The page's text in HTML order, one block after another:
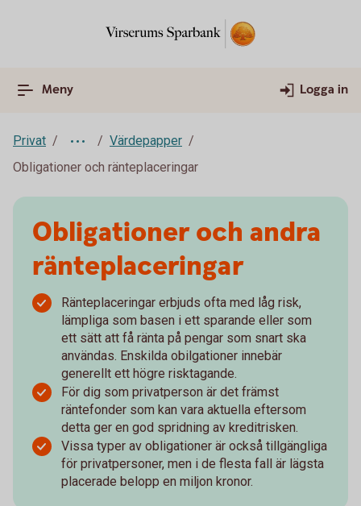
Meny Logga in
Privat
Värdepapper
Obligationer och ränteplaceringar
Obligationer och andra
ränteplaceringar
Ränteplaceringar erbjuds ofta med låg risk,
lämpliga som basen i ett sparande eller som
ett sätt att få ränta på pengar som snart ska
användas. Enskilda obilgationer innebär
generellt ett högre risktagande.
För dig som privatperson är det främst
räntefonder som kan vara aktuella eftersom
detta ger en god spridning av kreditrisken.
Vissa typer av obligationer är också tillgängliga
för privatpersoner, men i de flesta fall är lägsta
placerade belopp en miljon kronor.